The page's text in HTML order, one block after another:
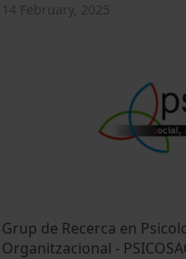
14 February, 2025
Grup de Recerca en
Organitzacional -